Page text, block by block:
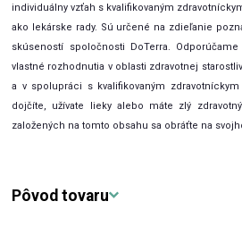
individuálny vzťah s kvalifikovaným
ako lekárske rady. Sú určené na zdieľanie
skúseností spoločnosti DoTerra.
vlastné rozhodnutia v oblasti zdravotnej
a v spolupráci s kvalifikovaným
dojčíte, užívate lieky alebo máte zlý
založených na tomto obsahu sa obráťte na
Pôvod tovaru